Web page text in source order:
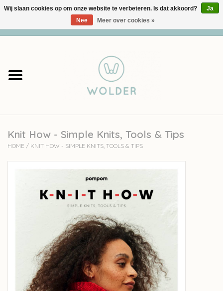
Garens
Accessoires
workshops
Cadeaubon
Over wolder
Knit How - Simple Knits, Tools & Tips
HOME / KNIT HOW - SIMPLE KNITS, TOOLS & TIPS
Wij slaan cookies op om onze website te verbeteren. Is dat akkoord?
Ja
Nee
Meer over cookies »